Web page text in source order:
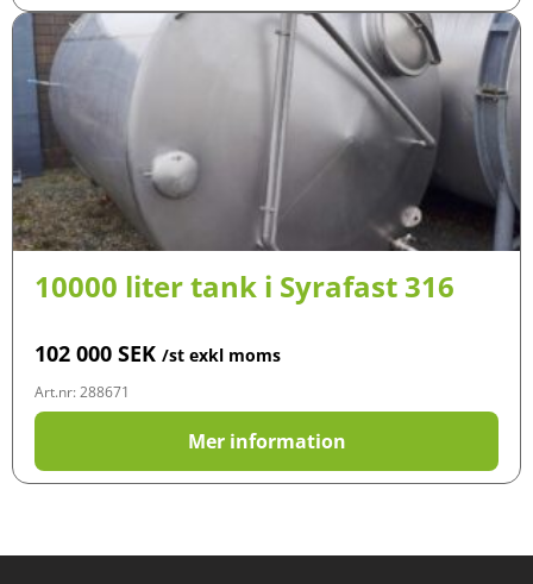
10000 liter tank i Syrafast 316
102 000 SEK /st exkl moms
Art.nr: 288671
Mer information